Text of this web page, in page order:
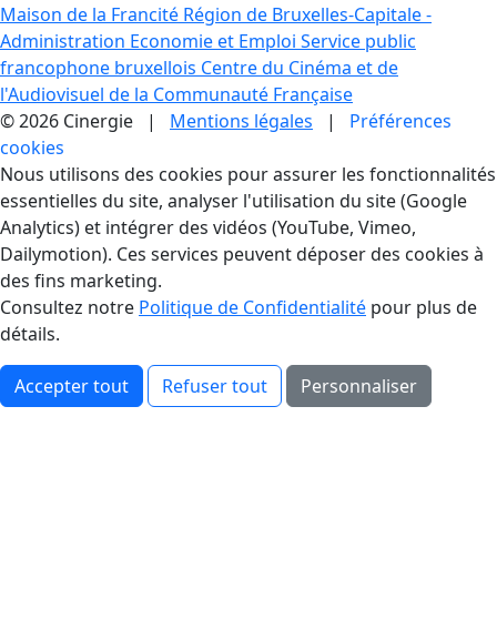
Maison de la Francité Région de Bruxelles-Capitale -
Administration Economie et Emploi Service public
francophone bruxellois Centre du Cinéma et de
l'Audiovisuel de la Communauté Française
© 2026 Cinergie | Mentions légales | Préférences
cookies
Gestion des Cookies
Nous utilisons des cookies pour assurer les fonctionnalités
essentielles du site, analyser l'utilisation du site (Google
Analytics) et intégrer des vidéos (YouTube, Vimeo,
Dailymotion). Ces services peuvent déposer des cookies à
des fins marketing.
Consultez notre Politique de Confidentialité pour plus de
détails.
Accepter tout Refuser tout Personnaliser